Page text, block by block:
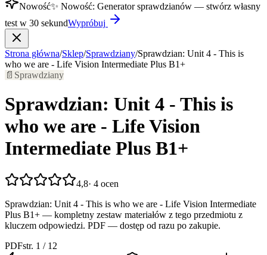
Nowość✨ Nowość: Generator sprawdzianów — stwórz własny
test w 30 sekundWypróbuj
Strona główna/Sklep/Sprawdziany/Sprawdzian: Unit 4 - This is
who we are - Life Vision Intermediate Plus B1+
📄 Sprawdziany
Sprawdzian: Unit 4 - This is
who we are - Life Vision
Intermediate Plus B1+
4,8· 4 ocen
Sprawdzian: Unit 4 - This is who we are - Life Vision Intermediate
Plus B1+ — kompletny zestaw materiałów z tego przedmiotu z
kluczem odpowiedzi. PDF — dostęp od razu po zakupie.
PDFstr. 1 / 12